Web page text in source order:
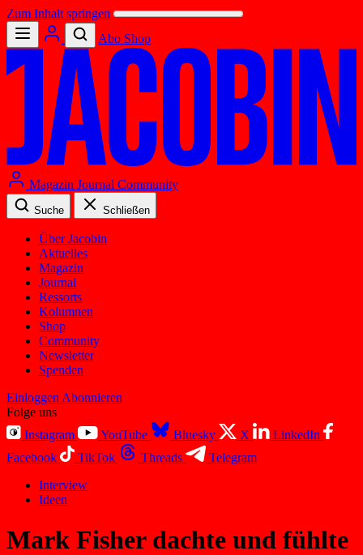
Zum Inhalt springen
Abo Shop
Magazin Journal Community
Suche Schließen
Über Jacobin
Aktuelles
Magazin
Journal
Ressorts
Kolumnen
Shop
Community
Newsletter
Spenden
Einloggen Abonnieren
Folge uns
Instagram
YouTube Bluesky X
LinkedIn
Facebook
TikTok Threads
Telegram
Interview
Ideen
Mark Fisher dachte und fühlte